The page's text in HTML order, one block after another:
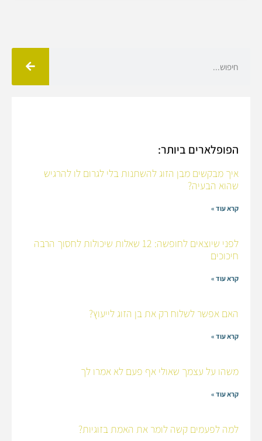
הפופלארים ביותר:
איך מבקשים מבן הזוג להשתנות בלי לגרום לו להרגיש
שהוא הבעיה?
קרא עוד »
לפני שיוצאים לחופשה: 12 שאלות שיכולות לחסוך הרבה
חיכוכים
קרא עוד »
האם אפשר לשלוח רק את בן הזוג לייעוץ?
קרא עוד »
משהו על עצמך שאולי אף פעם לא אמרו לך
קרא עוד »
למה לפעמים קשה לומר את האמת בזוגיות?